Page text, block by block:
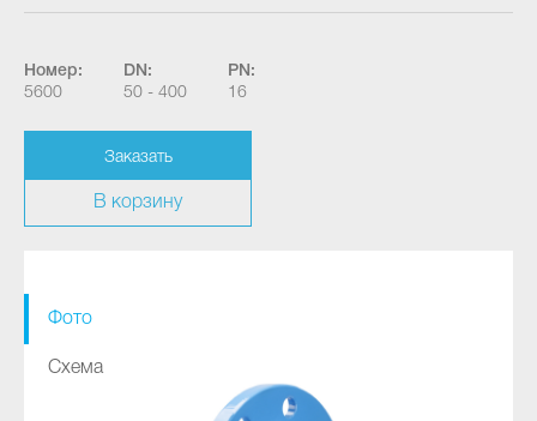
Номер:
5600
DN:
50 - 400
PN:
16
Заказать
В корзину
Фото
Схема